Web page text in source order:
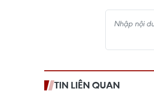
TIN LIÊN QUAN